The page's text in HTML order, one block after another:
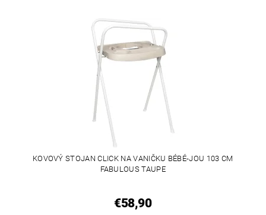
KOVOVÝ STOJAN CLICK NA VANIČKU BÉBÉ-JOU 103 CM
FABULOUS TAUPE
€58,90